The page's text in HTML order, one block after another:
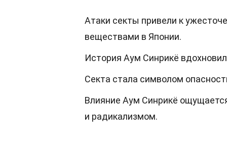
Атаки секты привели к
веществами в Японии.
История Аум Синрикё
Секта стала символом
Влияние Аум Синрикё
и радикализмом.